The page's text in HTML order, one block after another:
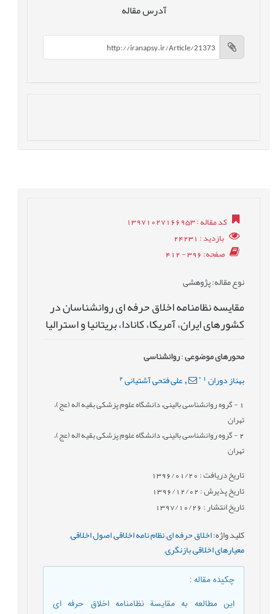
آدرس مقاله
کد مقاله: 13971027166953
بازدید: 24231
صفحه: 396 - 412
نوع مقاله: پژوهشی
مقایسه نظامنامه ‏اخلاق حرفه ‏ای روانشناسان در
کشورهای ایران، آمریکا، کانادا، بریتانیا و استرالیا
محورهای موضوعی:روانشناسی
بهناز دوران *
,علی فتحی آشتیانی 2
- گروه روانشناسی بالینی، دانشگاه علوم پزشکی بقیه اله (عج)،
تهران
2- گروه روانشناسی بالینی، دانشگاه علوم پزشکی بقیه اله (عج)،
تهران
تاریخ دریافت : 1396/01/20
تاریخ پذیرش : 1396/12/02
تاریخ انتشار : 1397/10/26
کلید واژه:اخلاق حرفه ای,نظام نامه اخلاقی,اصول اخلاقی,
معیارهای اخلاقی,بازنگری,
چکیده مقاله:
این مطالعه به مقایسة نظامنامه ‏اخلاق حرفه‏ ای